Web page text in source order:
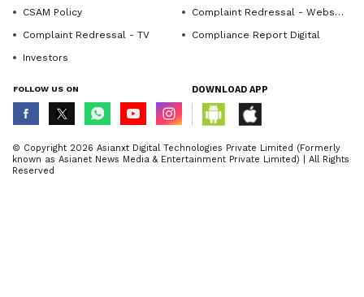
CSAM Policy
Complaint Redressal - Website
Complaint Redressal - TV
Compliance Report Digital
Investors
FOLLOW US ON DOWNLOAD APP
© Copyright 2026 Asianxt Digital Technologies Private Limited (Formerly
known as Asianet News Media & Entertainment Private Limited) | All Rights
Reserved